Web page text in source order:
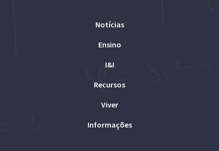
Notícias
Ensino
I&I
Recursos
Viver
Informações